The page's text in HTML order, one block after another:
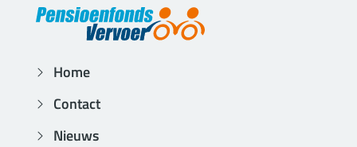
Home
Contact
Nieuws